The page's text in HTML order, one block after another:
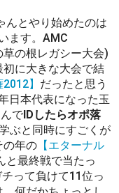
んとやり始めたのは
ます。AMC
の根レガシー大会)
に大きな大会で結
】 だったと思う
日本代表になった玉
でIDしたらオポ落
ぶと同時にすごくが
の年の 【エターナル
と最終戦で当たっ
って負けて11位っ